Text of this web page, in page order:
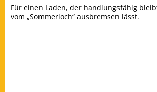
Für einen Laden, der handlungsfähig
vom „Sommerloch“ ausbremsen lässt.